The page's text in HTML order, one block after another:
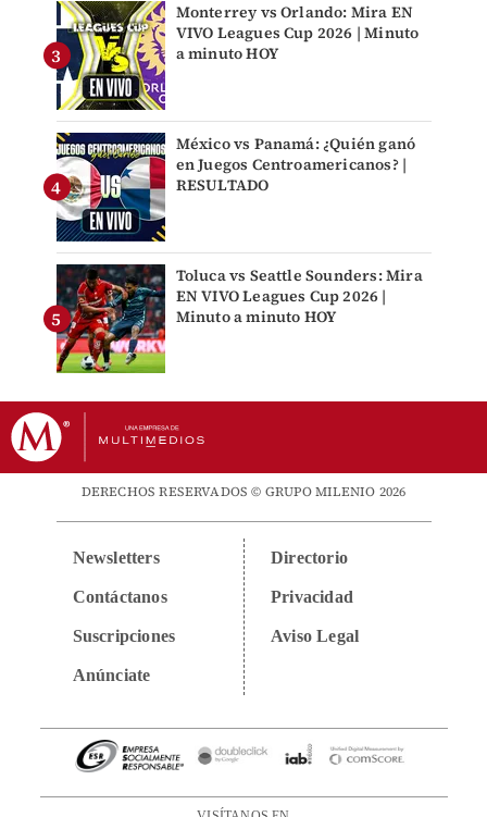
Monterrey vs Orlando: Mira EN
VIVO Leagues Cup 2026 | Minuto
a minuto HOY
México vs Panamá: ¿Quién ganó
en Juegos Centroamericanos? |
RESULTADO
Toluca vs Seattle Sounders: Mira
EN VIVO Leagues Cup 2026 |
Minuto a minuto HOY
DERECHOS RESERVADOS © GRUPO MILENIO 2026
Newsletters
Contáctanos
Suscripciones
Anúnciate
Directorio
Privacidad
Aviso Legal